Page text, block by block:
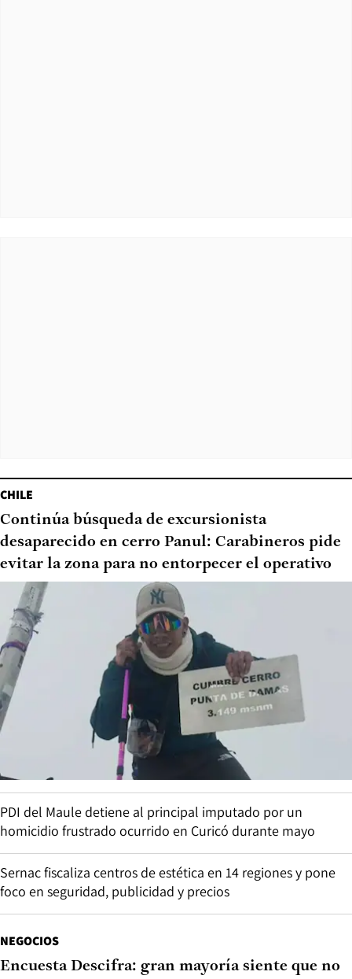
CHILE
Continúa búsqueda de excursionista
desaparecido en cerro Panul: Carabineros pide
evitar la zona para no entorpecer el operativo
PDI del Maule detiene al principal imputado por un
homicidio frustrado ocurrido en Curicó durante mayo
Sernac fiscaliza centros de estética en 14 regiones y pone
foco en seguridad, publicidad y precios
NEGOCIOS
Encuesta Descifra: gran mayoría siente que no